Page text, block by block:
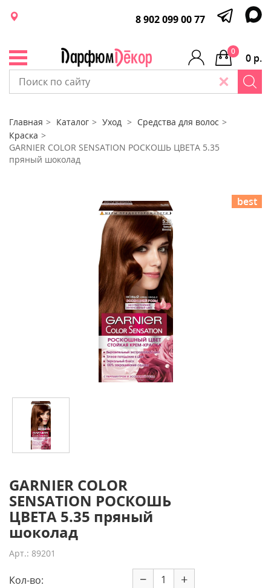
8 902 099 00 77
0 р.
0
Главная Каталог Уход
Средства для волос
Краска
GARNIER COLOR SENSATION РОСКОШЬ ЦВЕТА 5.35
пряный шоколад
best
GARNIER COLOR
SENSATION РОСКОШЬ
ЦВЕТА 5.35 пряный
шоколад
Арт.: 89201
Кол-во: − +